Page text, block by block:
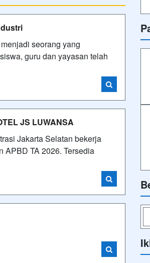
seorang yang
guru dan yayasan telah
JS LUWANSA
Jakarta Selatan bekerja
APBD TA 2026. Tersedia